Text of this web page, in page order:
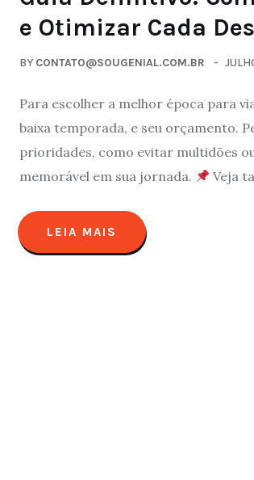
e Otimizar Cada
BY CONTATO@SOUGENIAL.COM.BR
Para escolher a melhor época para
baixa temporada, e seu orçamento.
prioridades, como evitar multidões
memorável em sua jornada.
Veja
LEIA MAIS